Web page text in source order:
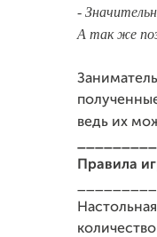
-
А так же
ведь их
Правила